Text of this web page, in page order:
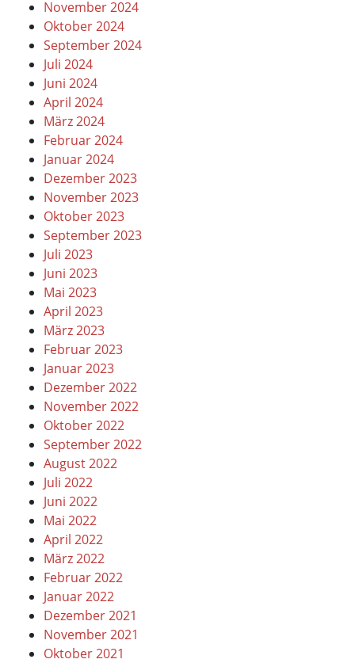
November 2024
Oktober 2024
September 2024
Juli 2024
Juni 2024
April 2024
März 2024
Februar 2024
Januar 2024
Dezember 2023
November 2023
Oktober 2023
September 2023
Juli 2023
Juni 2023
Mai 2023
April 2023
März 2023
Februar 2023
Januar 2023
Dezember 2022
November 2022
Oktober 2022
September 2022
August 2022
Juli 2022
Juni 2022
Mai 2022
April 2022
März 2022
Februar 2022
Januar 2022
Dezember 2021
November 2021
Oktober 2021